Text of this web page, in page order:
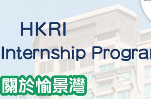
學生貸款